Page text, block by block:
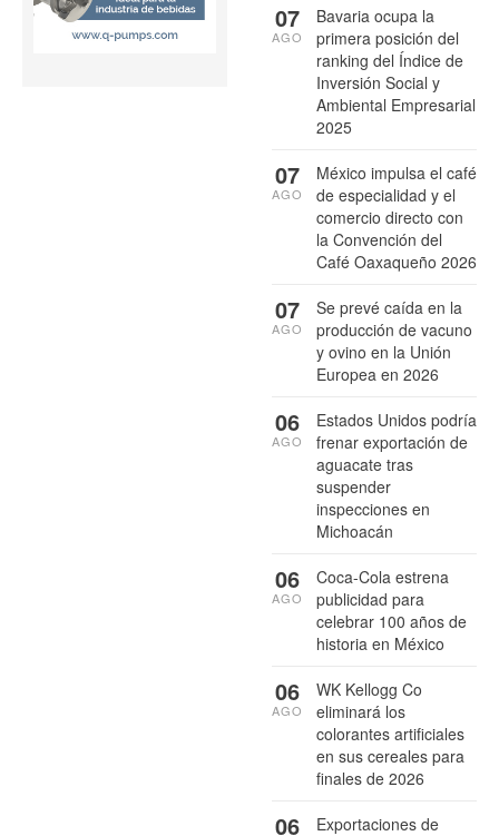
Bavaria ocupa la
primera posición del
ranking del Índice de
Inversión Social y
Ambiental Empresarial
2025
07
AGO
México impulsa el café
de especialidad y el
comercio directo con
la Convención del
Café Oaxaqueño 2026
07
AGO
Se prevé caída en la
producción de vacuno
y ovino en la Unión
Europea en 2026
07
AGO
Estados Unidos podría
frenar exportación de
aguacate tras
suspender
inspecciones en
Michoacán
06
AGO
Coca-Cola estrena
publicidad para
celebrar 100 años de
historia en México
06
AGO
WK Kellogg Co
eliminará los
colorantes artificiales
en sus cereales para
finales de 2026
06
AGO
Exportaciones de
06